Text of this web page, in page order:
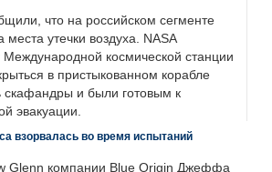
что на российском сегменте
утечки воздуха. NASA
космической станции
в пристыкованном корабле
скафандры и были готовым к
эвакуации.
взорвалась во время испытаний
Glenn компании Blue Origin Джеффа